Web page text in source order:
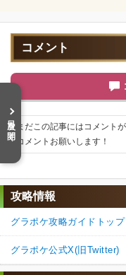
コメント
まだこの記事にはコメント
コメントお願いします！
目次を開く
攻略情報
グラポケ攻略ガイドトップ
グラポケ公式X(旧Twitter)